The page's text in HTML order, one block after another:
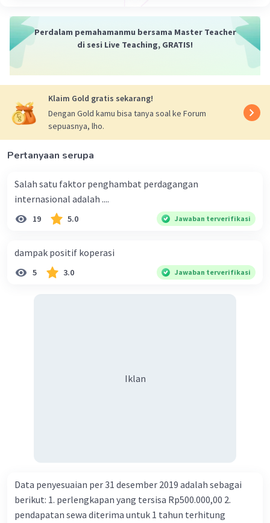
Iklan
Perdalam pemahamanmu bersama Master Teacher
di sesi Live Teaching, GRATIS!
Klaim Gold gratis sekarang!
Dengan Gold kamu bisa tanya soal ke Forum
sepuasnya, lho.
Pertanyaan serupa
Salah satu faktor penghambat perdagangan
internasional adalah ....
19 5.0 Jawaban terverifikasi
dampak positif koperasi
5 3.0 Jawaban terverifikasi
Iklan
Data penyesuaian per 31 desember 2019 adalah sebagai
berikut: 1. perlengkapan yang tersisa Rp500.000,00 2.
pendapatan sewa diterima untuk 1 tahun terhitung